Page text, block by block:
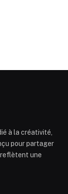
à la créativité,
pour partager
reflètent une